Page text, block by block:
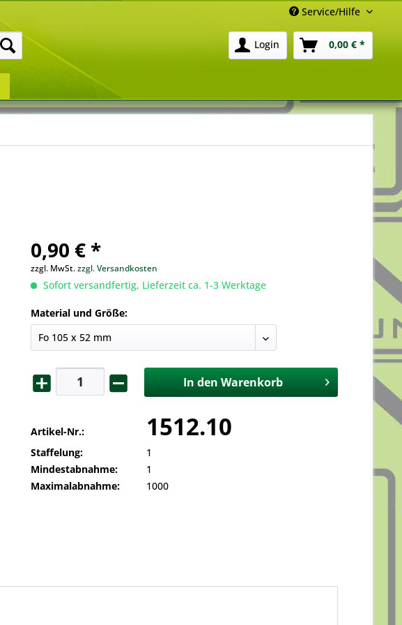
Service/Hilfe
Login 0,00 € *
0,90 € *
zzgl. MwSt.zzgl. Versandkosten
Sofort versandfertig, Lieferzeit ca. 1-3 Werktage
Material und Größe:
In den Warenkorb
Artikel-Nr.: 1512.10
Staffelung:
1
Mindestabnahme:
1
Maximalabnahme:
1000